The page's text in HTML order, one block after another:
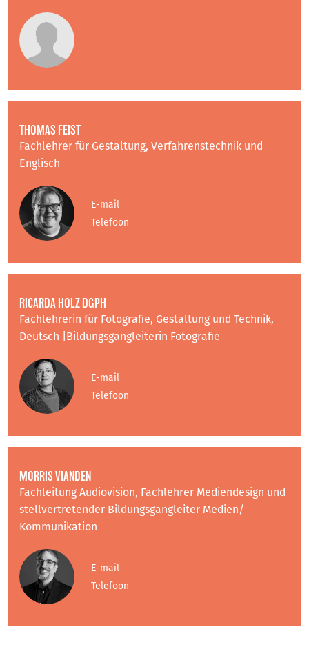
THOMAS FEIST
Fachlehrer für Gestaltung, Verfahrenstechnik und
Englisch
E-mail
Telefoon
RICARDA HOLZ DGPH
Fachlehrerin für Fotografie, Gestaltung und Technik,
Deutsch |Bildungsgangleiterin Fotografie
E-mail
Telefoon
MORRIS VIANDEN
Fachleitung Audiovision, Fachlehrer Mediendesign und
stellvertretender Bildungsgangleiter Medien/
Kommunikation
E-mail
Telefoon